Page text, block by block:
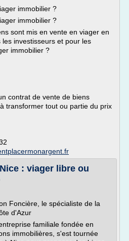
immobilier ?
immobilier ?
sont mis en vente en viager en
investisseurs et pour les
immobilier ?
contrat de vente de biens
transformer tout ou partie du prix
: viager libre ou
Foncière, le spécialiste de la
d'Azur
familiale fondée en
immobilières, s'est tournée